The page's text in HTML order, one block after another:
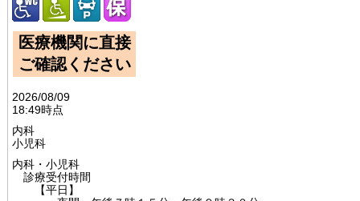
医療機関に直接
ご確認ください
2026/08/09
18:49時点
内科
小児科
内科・小児科
診療受付時間
【平日】